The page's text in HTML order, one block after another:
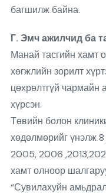
багшилж байна.
Г. Эмч ажилчид ба
Манай тасгийн хамт
хөгжлийн зорилт
цөхрөлтгүй чармайн
хүрсэн.
Төвийн болон
хөдөлмөрийг үнэлж
2005, 2006
хамт олноор
“Сувилахуйн